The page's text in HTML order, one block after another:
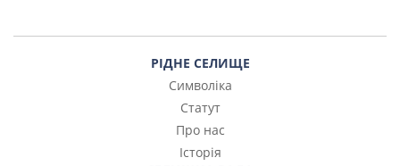
РІДНЕ СЕЛИЩЕ
Символіка
Статут
Про нас
Історія